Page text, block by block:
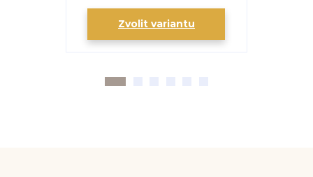
Zvolit variantu